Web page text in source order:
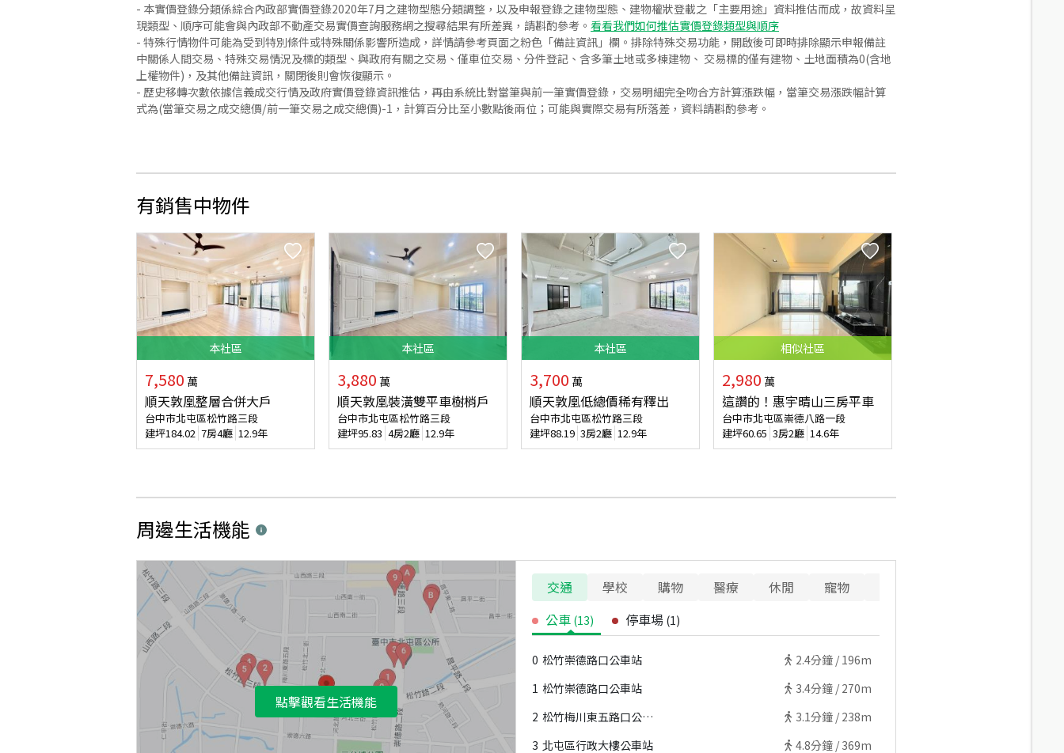
- 本實價登錄分類係綜合內政部實價登錄2020年7月之建物型態分類調整，以及申報登錄之建物型態、建物權狀登載之「主要用途」資料推估而成，故資料呈
現類型、順序可能會與內政部不動產交易實價查詢服務網之搜尋結果有所差異，請斟酌參考。 看看我們如何推估實價登錄類型與順序
- 特殊行情物件可能為受到特別條件或特殊關係影響所造成，詳情請參考頁面之粉色「備註資訊」欄。排除特殊交易功能，開啟後可即時排除顯示申報備註
中關係人間交易、特殊交易情況及標的類型、與政府有關之交易、僅車位交易、分件登記、含多筆土地或多棟建物、 交易標的僅有建物、土地面積為0(含地
上權物件)，及其他備註資訊，關閉後則會恢復顯示。
- 歷史移轉次數依據信義成交行情及政府實價登錄資訊推估，再由系統比對當筆與前一筆實價登錄，交易明細完全吻合方計算漲跌幅，當筆交易漲跌幅計算
式為(當筆交易之成交總價/前一筆交易之成交總價)-1，計算百分比至小數點後兩位；可能與實際交易有所落差，資料請斟酌參考。
有銷售中物件
本社區
7,580 萬
順天敦凰整層合併大戶
台中市北屯區松竹路三段
建坪184.02 7房4廳 12.9年
本社區
3,880 萬
順天敦凰裝潢雙平車樹梢戶
台中市北屯區松竹路三段
建坪95.83 4房2廳 12.9年
本社區
3,700 萬
順天敦凰低總價稀有釋出
台中市北屯區松竹路三段
建坪88.19 3房2廳 12.9年
相似社區
2,980 萬
這讚的！惠宇晴山三房平車
台中市北屯區崇德八路一段
建坪60.65 3房2廳 14.6年
周邊生活機能
點擊觀看生活機能
交通 學校 購物 醫療 休閒 寵物
公車 (13) 停車場 (1)
0 松竹崇德路口公車站 2.4分鐘 / 196m
1 松竹崇德路口公車站 3.4分鐘 / 270m
2 松竹梅川東五路口公車站 3.1分鐘 / 238m
3 北屯區行政大樓公車站 4.8分鐘 / 369m